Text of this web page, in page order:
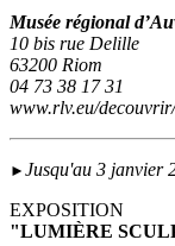
Musée régional
10 bis rue Delille
63200 Riom
04 73 38 17 31
www.rlv.eu/
► Jusqu'au 3 janvier
EXPOSITION
"LUMIÈRE